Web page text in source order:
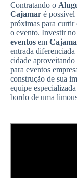
Contratando o
Cajamar é possível
próximas para
o evento. Investir no
eventos em
entrada
cidade
para eventos
construção de sua
equipe
bordo de uma